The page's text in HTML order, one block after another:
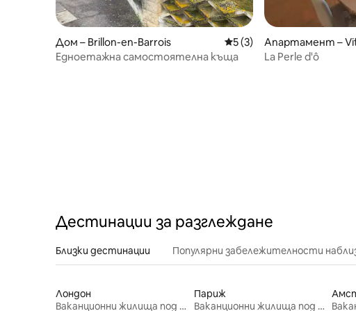
Дом – Brillon-en-Barrois Средна оценка: 5 от 5, 3
5 (3)
Едноетажна самостоятелна къща
Апартамент –
sLa Perle d'ô
Дестинации за разглеждане
Близки дестинации Популярни забележителности
Лондон
Ваканционни жилища под наем
Париж
Ваканционни жилища под наем